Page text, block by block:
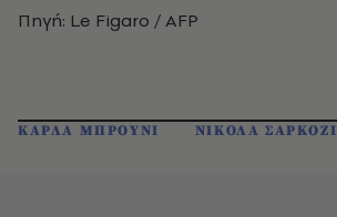
Πηγή: Le Figaro / AFP
ΚΑΡΛΑ ΜΠΡΟΥΝΙ ΝΙΚΟΛΑ ΣΑΡΚΟΖΙ